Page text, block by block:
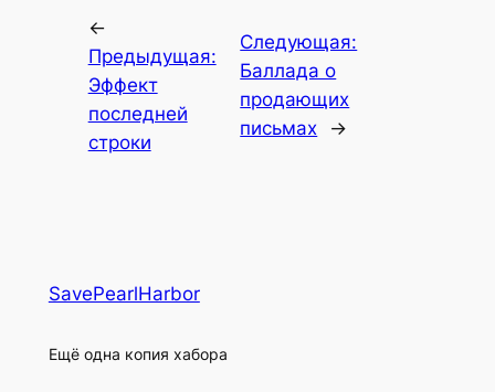
←
Предыдущая:
Эффект
последней
строки
Следующая:
Баллада о
продающих
письмах
→
SavePearlHarbor
Ещё одна копия хабора